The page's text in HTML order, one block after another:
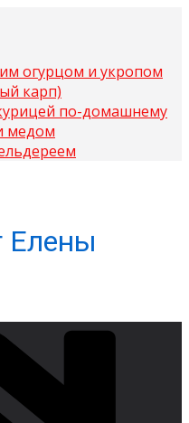
огурцом и укропом
карп)
по-домашнему
медом
Елены